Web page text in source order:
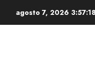
agosto 7, 2026